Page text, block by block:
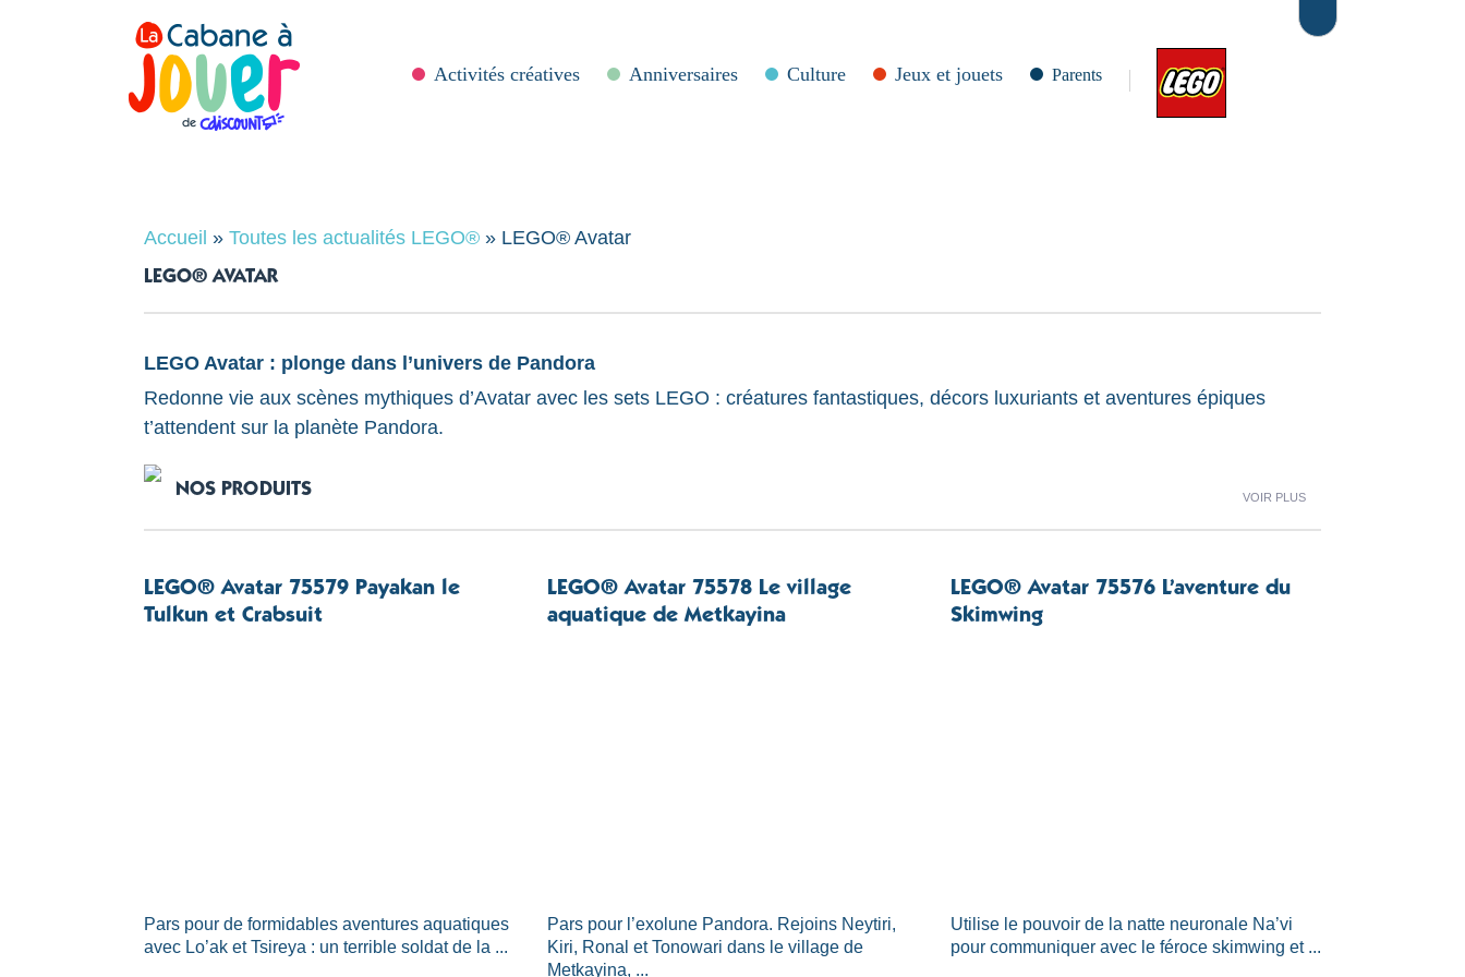
Activités créatives Anniversaires Culture Jeux et jouets Parents
Accueil » Toutes les actualités LEGO® » LEGO® Avatar
LEGO® AVATAR
LEGO Avatar : plonge dans l’univers de Pandora
Redonne vie aux scènes mythiques d’Avatar avec les sets LEGO : créatures fantastiques, décors luxuriants et aventures épiques
t’attendent sur la planète Pandora.
NOS PRODUITS Voir plus
LEGO® Avatar 75579 Payakan le
Tulkun et Crabsuit
Pars pour de formidables aventures aquatiques
avec Lo’ak et Tsireya : un terrible soldat de la ...
LEGO® Avatar 75578 Le village
aquatique de Metkayina
Pars pour l’exolune Pandora. Rejoins Neytiri,
Kiri, Ronal et Tonowari dans le village de
Metkayina, ...
LEGO® Avatar 75576 L’aventure du
Skimwing
Utilise le pouvoir de la natte neuronale Na’vi
pour communiquer avec le féroce skimwing et ...